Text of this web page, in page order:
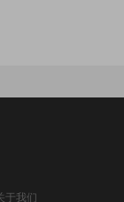
于我们